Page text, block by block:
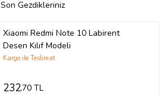
Son Gezdikleriniz
Xiaomi Redmi Note 10 Labirent
Desen Kılıf Modeli
Kargo ile Teslimat
232,70 TL